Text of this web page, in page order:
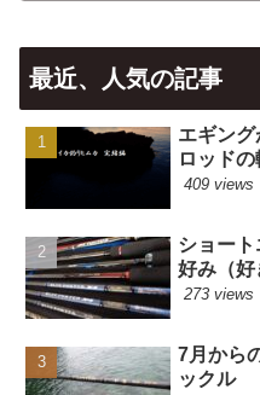
最近、人気の記事
エギング
ロッド
409 views
ショー
好み（好
273 views
7月から
ックル